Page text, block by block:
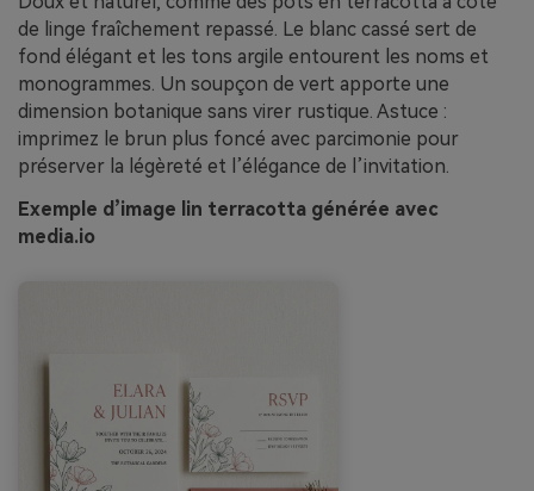
de linge fraîchement repassé. Le blanc cassé sert de
fond élégant et les tons argile entourent les noms et
monogrammes. Un soupçon de vert apporte une
dimension botanique sans virer rustique. Astuce :
imprimez le brun plus foncé avec parcimonie pour
préserver la légèreté et l’élégance de l’invitation.
Exemple d’image lin terracotta générée avec
media.io